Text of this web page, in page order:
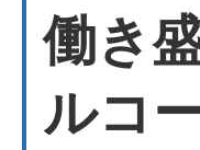
働き
ルコ